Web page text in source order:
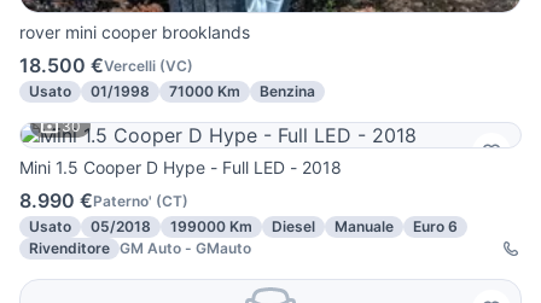
rover mini cooper brooklands
18.500 €Vercelli (VC)
Usato
01/1998 71000 Km
Benzina
30
Mini 1.5 Cooper D Hype - Full LED - 2018
8.990 €Paterno' (CT)
Usato
05/2018 199000 Km Diesel Manuale
Euro 6
Rivenditore GM Auto - GMauto